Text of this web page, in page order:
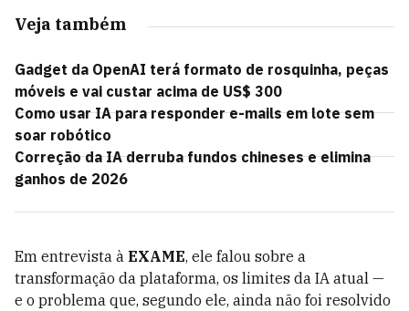
Veja também
Gadget da OpenAI terá formato de rosquinha, peças
móveis e vai custar acima de US$ 300
Como usar IA para responder e-mails em lote sem
soar robótico
Correção da IA derruba fundos chineses e elimina
ganhos de 2026
Em entrevista à EXAME, ele falou sobre a
transformação da plataforma, os limites da IA atual —
e o problema que, segundo ele, ainda não foi resolvido